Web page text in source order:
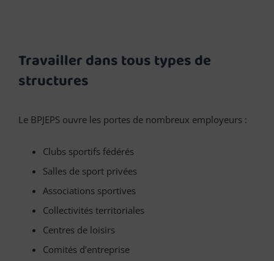
Travailler dans tous types de
structures
Le BPJEPS ouvre les portes de nombreux employeurs :
Clubs sportifs fédérés
Salles de sport privées
Associations sportives
Collectivités territoriales
Centres de loisirs
Comités d’entreprise